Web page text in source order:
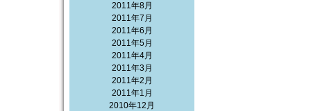
2011年8月
2011年7月
2011年6月
2011年5月
2011年4月
2011年3月
2011年2月
2011年1月
2010年12月